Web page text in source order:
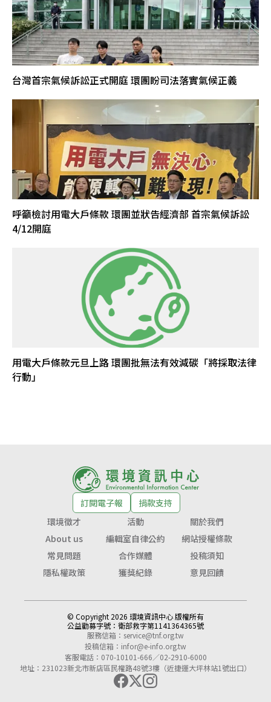
台灣首宗氣候訴訟正式開庭 環團盼司法落實氣候正義
呼籲檢討用電大戶條款 環團並狀告經濟部 首宗氣候訴訟
4/12開庭
用電大戶條款元旦上路 環團批無法有效減碳「將採取法律
行動」
訂閱電子報
捐款支持
環境徵才
活動
關於我們
About us
編輯室自律公約
網站授權條款
常見問題
合作媒體
投稿須知
隱私權政策
獲獎紀錄 意見回饋
© Copyright 2026 環境資訊中心 版權所有
公益勸募字號： 衛部救字第1141364365號
服務信箱： service@tnf.org.tw
投稿信箱： infor@e-info.org.tw
客服電話：070-10101-666／02-2910-6000
地址：231023新北市新店區民權路48號3樓（近捷運大坪林站1號出口）